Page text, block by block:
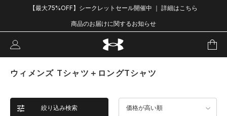
【最大75%OFF】シークレットセール開催中 ｜ 詳細はこちら
商品のお届けに関するお知らせ
ウィメンズ Tシャツ＋ロングTシャツ
絞り込み検索 価格が高い順